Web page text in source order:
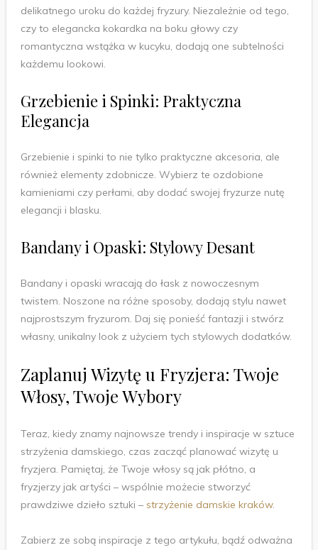
delikatnego uroku do każdej fryzury. Niezależnie od tego,
czy to elegancka kokardka na boku głowy czy
romantyczna wstążka w kucyku, dodają one subtelności
każdemu lookowi.
Grzebienie i Spinki: Praktyczna
Elegancja
Grzebienie i spinki to nie tylko praktyczne akcesoria, ale
również elementy zdobnicze. Wybierz te ozdobione
kamieniami czy perłami, aby dodać swojej fryzurze nutę
elegancji i blasku.
Bandany i Opaski: Stylowy Desant
Bandany i opaski wracają do łask z nowoczesnym
twistem. Noszone na różne sposoby, dodają stylu nawet
najprostszym fryzurom. Daj się ponieść fantazji i stwórz
własny, unikalny look z użyciem tych stylowych dodatków.
Zaplanuj Wizytę u Fryzjera: Twoje
Włosy, Twoje Wybory
Teraz, kiedy znamy najnowsze trendy i inspiracje w sztuce
strzyżenia damskiego, czas zacząć planować wizytę u
fryzjera. Pamiętaj, że Twoje włosy są jak płótno, a
fryzjerzy jak artyści – wspólnie możecie stworzyć
prawdziwe dzieło sztuki – strzyżenie damskie kraków.
Zabierz ze sobą inspiracje z tego artykułu, bądź odważna